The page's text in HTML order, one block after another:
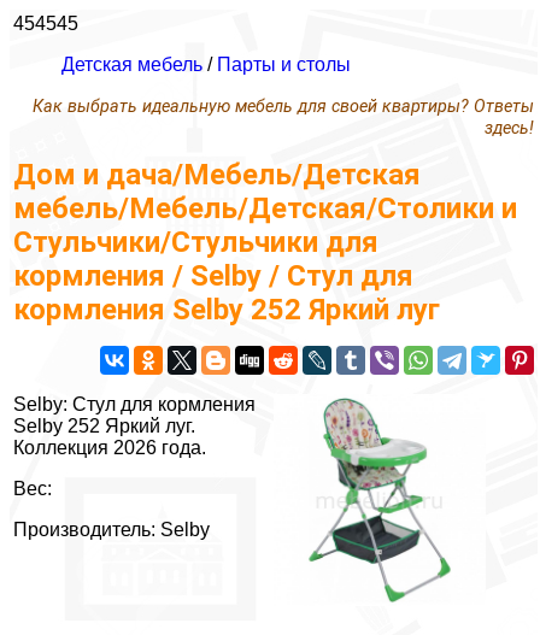
454545
Детская мебель / Парты и столы
Как выбрать идеальную мебель для своей квартиры? Ответы
здесь!
Дом и дача/Мебель/Детская
мебель/Мебель/Детская/Столики и
Стульчики/Стульчики для
кормления / Selby / Стул для
кормления Selby 252 Яркий луг
Selby: Стул для кормления
Selby 252 Яркий луг.
Коллекция 2026 года.
Вес:
Производитель: Selby